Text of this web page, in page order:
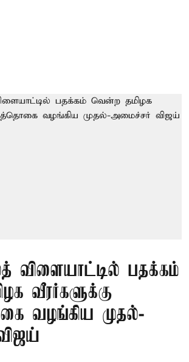
விளையாட்டில் பதக்கம்
வீரர்களுக்கு
வழங்கிய முதல்-